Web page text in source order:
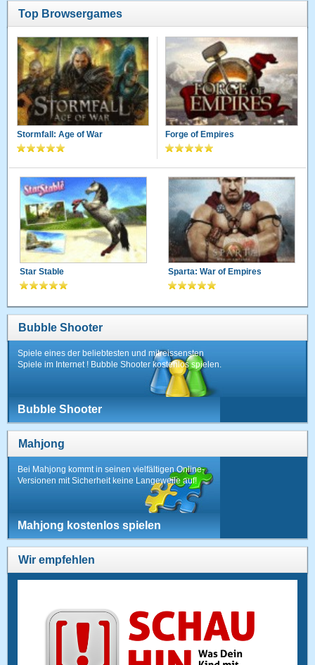
Top Browsergames
Stormfall: Age of War Forge of Empires
Star Stable Sparta: War of Empires
Bubble Shooter
Spiele eines der beliebtesten und mitreissensten
Spiele im Internet ! Bubble Shooter kostenlos spielen.
Bubble Shooter
Mahjong
Bei Mahjong kommt in seinen vielfältigen Online-
Versionen mit Sicherheit keine Langeweile auf!
Mahjong kostenlos spielen
Wir empfehlen